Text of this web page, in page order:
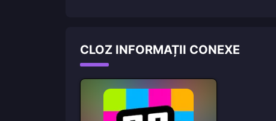
CLOZ INFORMAȚII CONEXE